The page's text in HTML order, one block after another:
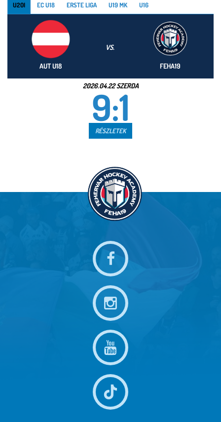
U20I EC U18 ERSTE LIGA U19 MK U16
AUT U18
VS.
FEHA19
2026.04.22 SZERDA
9:1
RÉSZLETEK